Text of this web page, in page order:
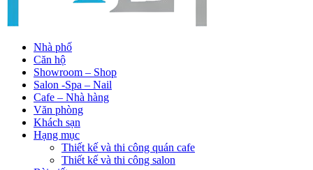
Nhà phố
Căn hộ
Showroom – Shop
Salon -Spa – Nail
Cafe – Nhà hàng
Văn phòng
Khách sạn
Hạng mục
Thiết kế và thi công quán cafe
Thiết kế và thi công salon